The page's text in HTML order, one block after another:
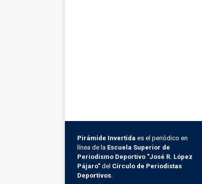
Pirámide Invertida es el periódico en
línea de la Escuela Superior de
Periodismo Deportivo "José R. López
Pájaro" del Círculo de Periodistas
Deportivos